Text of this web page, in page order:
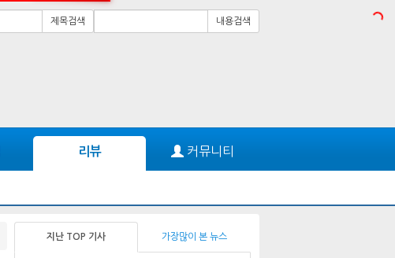
제목검색 내용검색
리뷰 커뮤니티
지난 TOP 기사 가장많이 본 뉴스